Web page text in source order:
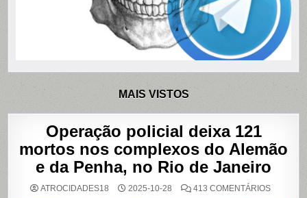
MAIS VISTOS
Operação policial deixa 121
mortos nos complexos do Alemão
e da Penha, no Rio de Janeiro
ATROCIDADES18 2025-10-28 413 COMENTÁRIOSEM